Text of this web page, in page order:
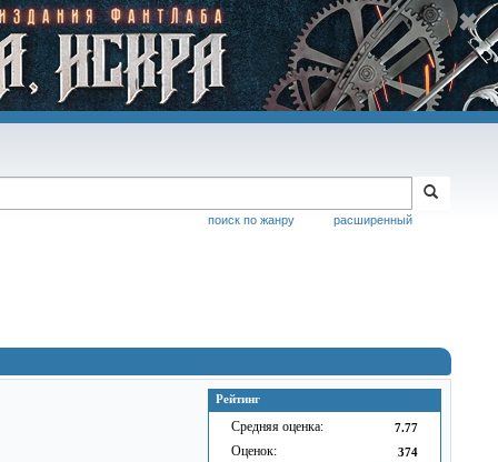
расширенный
поиск по жанру
Рейтинг
Средняя оценка: 7.77
Оценок: 374